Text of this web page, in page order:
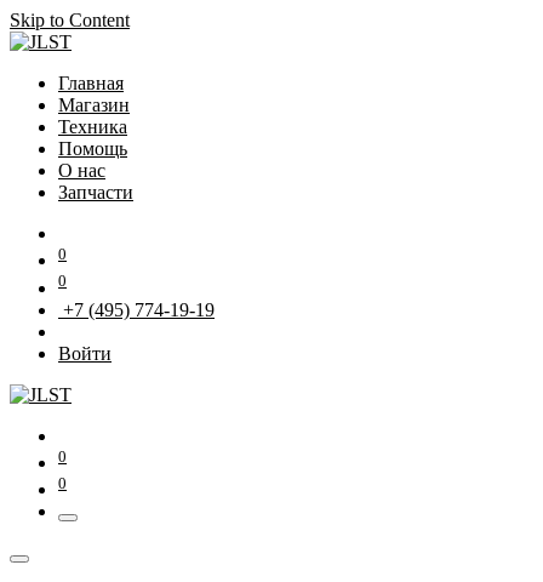
Skip to Content
Главная
Магазин
Техника
Помощь
О нас
Запчасти
0
0
+7 (495) 774-19-19
Войти
0
0